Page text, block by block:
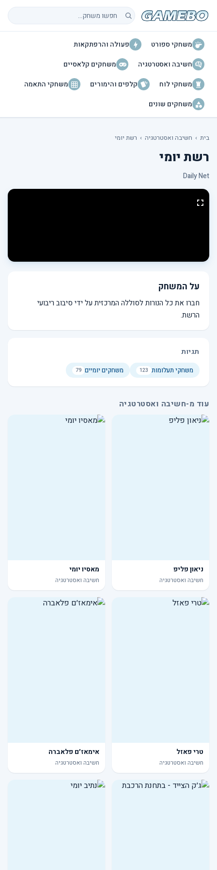
חיפוש משחקים
משחקי ספורט
פעולה והרפתקאות
חשיבה ואסטרטגיה
משחקים קלאסיים
משחקי לוח
קלפים והימורים
משחקי התאמה
משחקים שונים
בית › חשיבה ואסטרטגיה › רשת יומי
רשת יומי
Daily Net
על המשחק
חברו את כל הנורות לסוללה המרכזית על ידי סיבוב ריבועי
הרשת.
תגיות
משחקי תעלומות 123 משחקים יומיים 79
עוד מ-חשיבה ואסטרטגיה
ניאון פליפ
חשיבה ואסטרטגיה
מאסיו יומי
חשיבה ואסטרטגיה
טרי פאזל
חשיבה ואסטרטגיה
אימאז׳ם פלאברה
חשיבה ואסטרטגיה